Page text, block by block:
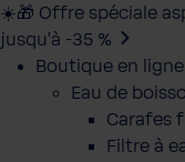
☀️🎁 Offre spéciale
jusqu’à -35 %
Boutique en ligne
Eau de
Carafes
Filtre à